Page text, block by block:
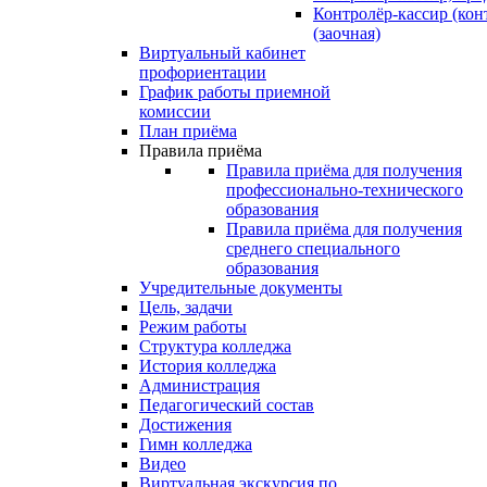
Контролёр-кассир
(заочная)
Виртуальный кабинет
профориентации
График работы приемной
комиссии
План приёма
Правила приёма
Правила приёма для получения
профессионально-технического
образования
Правила приёма для получения
среднего специального
образования
Учредительные документы
Цель, задачи
Режим работы
Структура колледжа
История колледжа
Администрация
Педагогический состав
Достижения
Гимн колледжа
Видео
Виртуальная экскурсия по